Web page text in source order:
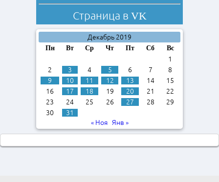
Страница в VK
Декабрь 2019
Пн Вт Ср Чт Пт Сб Вс
1
2
3 4 5 6 7
8
9
10 11 12 13 14
15
16
17 18 19 20 21
22
23
24 25 26 27 28
29
30
31
« Ноя Янв »